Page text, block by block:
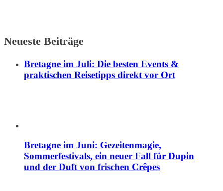
Neueste Beiträge
Bretagne im Juli: Die besten Events &
praktischen Reisetipps direkt vor Ort
Bretagne im Juni: Gezeitenmagie,
Sommerfestivals, ein neuer Fall für Dupin
und der Duft von frischen Crêpes